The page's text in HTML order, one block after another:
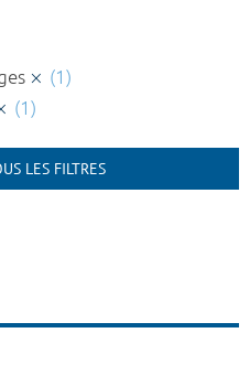
(1)
(1)
LES FILTRES